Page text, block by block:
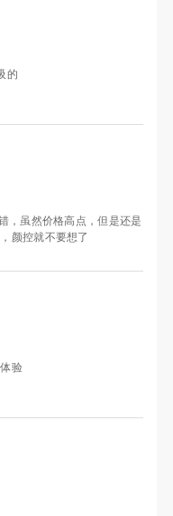
的
，虽然价格高点，但是还是
颜控就不要想了
验